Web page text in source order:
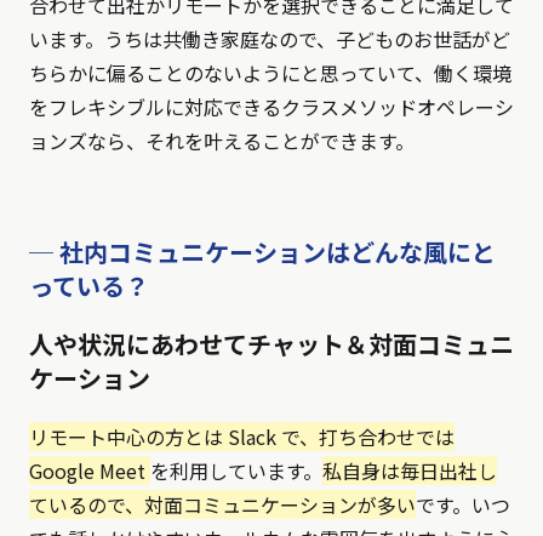
います。うちは共働き家庭なので、子どものお世話がど
ちらかに偏ることのないようにと思っていて、働く環境
をフレキシブルに対応できるクラスメソッドオペレーシ
ョンズなら、それを叶えることができます。
─ 社内コミュニケーションはどんな風にと
っている？
人や状況にあわせてチャット＆対面コミュニ
ケーション
リモート中心の方とは Slack で、打ち合わせでは
Google Meet を利用しています。 私自身は毎日出社し
ているので、対面コミュニケーションが多いです。いつ